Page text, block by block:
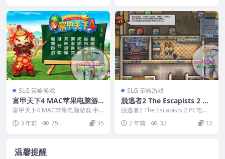
SLG 策略游戏
富甲天下4 MAC苹果电脑游
戏 中文版 支持12 13 14
富甲天下4 MAC苹果电脑游戏 中
3 年前 75 35
SLG 策略游戏
脱逃者2 The Escapists 2 PC
电脑游戏 适用WIN11 WIN1
0
脱逃者2 The Escapists 2 PC电脑
2 年前 32 12
温馨提醒